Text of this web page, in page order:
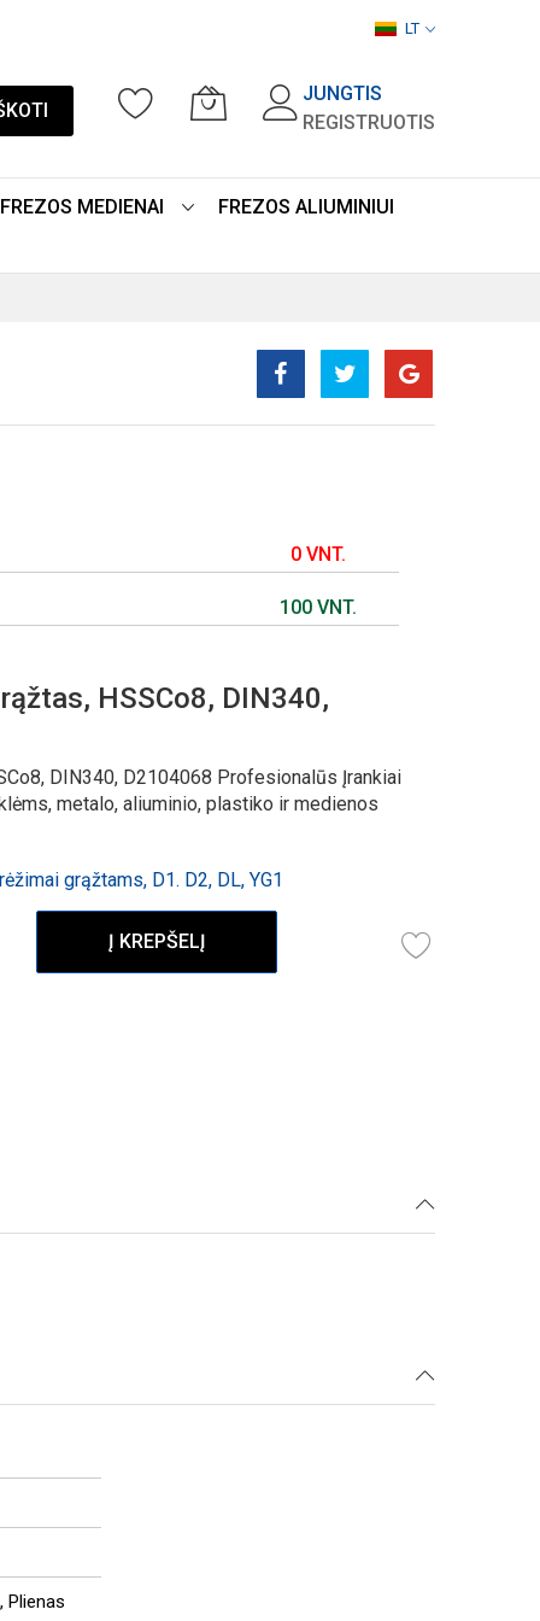
LT
JUNGTIS
REGISTRUOTIS
FREZOS MEDIENAI
FREZOS ALIUMINIUI
0 VNT.
100 VNT.
HSSCo8, DIN340,
DIN340, D2104068 Profesionalūs Įrankiai
metalo, aliuminio, plastiko ir medienos
grąžtams, D1. D2, DL, YG1
Į KREPŠELĮ
Plienas